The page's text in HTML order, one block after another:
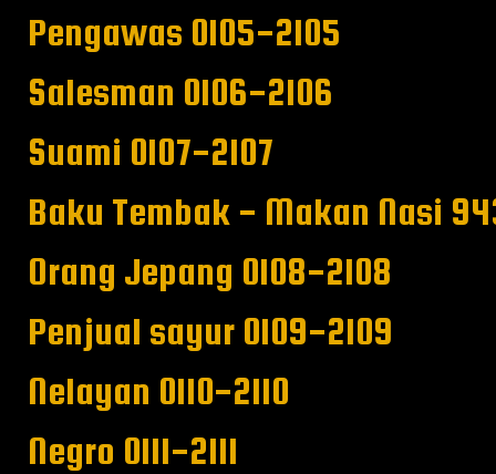
Pengawas 0105-2105
Salesman 0106-2106
Suami 0107-2107
Baku Tembak - Makan Nasi
Orang Jepang 0108-2108
Penjual sayur 0109-2109
Nelayan 0110-2110
Negro 0111-2111